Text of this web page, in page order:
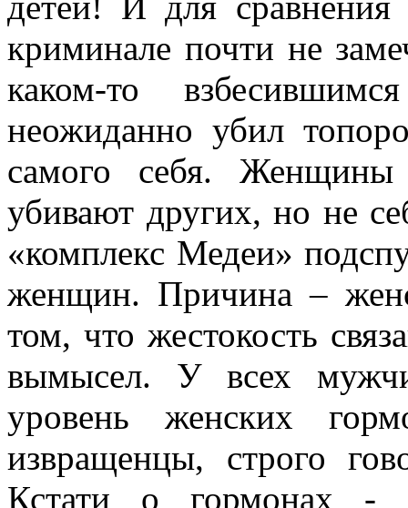
криминале почти не
каком-то
неожиданно убил
самого себя.
убивают других, но не
«комплекс Медеи»
женщин. Причина –
том, что жестокость
вымысел. У всех
уровень женских
извращенцы, строго
Кстати о гормонах